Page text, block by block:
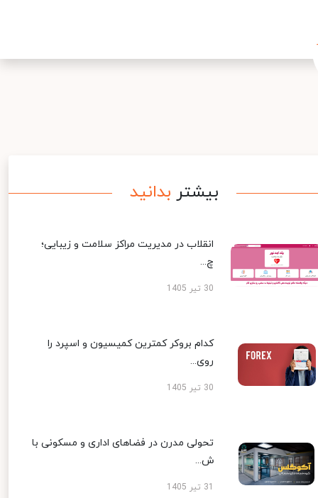
بیشتر بدانید
انقلاب در مدیریت مراکز سلامت و زیبایی؛
چ...
30 تیر 1405
کدام بروکر کمترین کمیسیون و اسپرد را
روی...
30 تیر 1405
تحولی مدرن در فضاهای اداری و مسکونی با
ش...